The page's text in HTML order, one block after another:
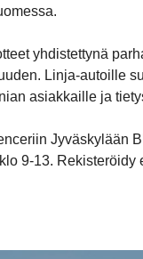
yhdistettynä
Linja-autoille
asiakkaille ja
Jyväskylään
9-13. Rekisteröidy